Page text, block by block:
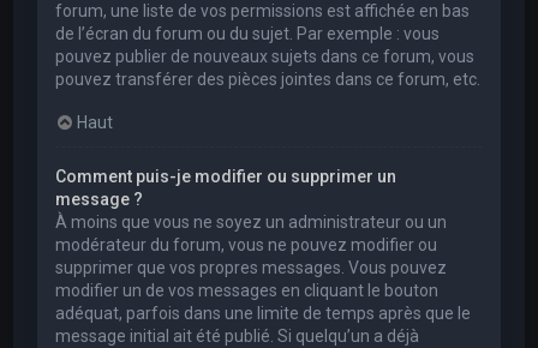
forum, une liste de vos permissions est affichée en bas
de l’écran du forum ou du sujet. Par exemple : vous
pouvez publier de nouveaux sujets dans ce forum, vous
pouvez transférer des pièces jointes dans ce forum, etc.
Haut
Comment puis-je modifier ou supprimer un
message ?
À moins que vous ne soyez un administrateur ou un
modérateur du forum, vous ne pouvez modifier ou
supprimer que vos propres messages. Vous pouvez
modifier un de vos messages en cliquant le bouton
adéquat, parfois dans une limite de temps après que le
message initial ait été publié. Si quelqu’un a déjà